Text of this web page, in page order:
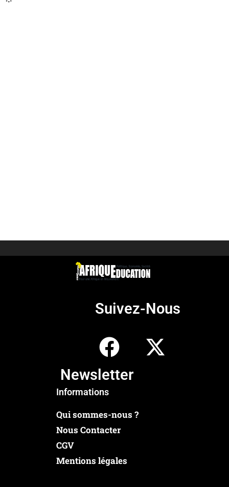
Suivez-Nous
Newsletter
Informations
Qui sommes-nous ?
Nous Contacter
CGV
Mentions légales